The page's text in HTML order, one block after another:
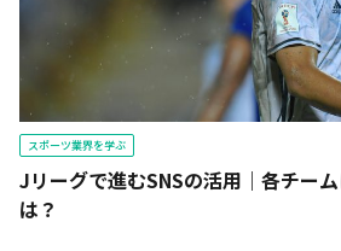
スポーツ業界を学ぶ
Jリーグで進むSNSの活用｜各チー
は？